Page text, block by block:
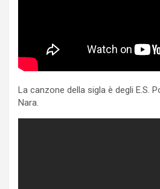
La canzone della sigla è degli E.S.
Nara.